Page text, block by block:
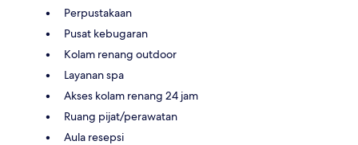
Perpustakaan
Pusat kebugaran
Kolam renang outdoor
Layanan spa
Akses kolam renang 24 jam
Ruang pijat/perawatan
Aula resepsi